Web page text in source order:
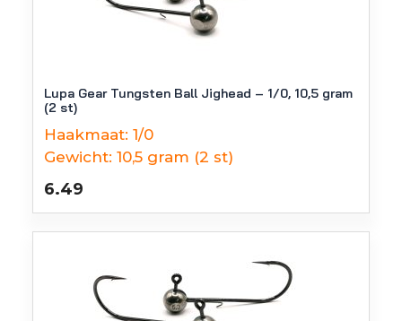
Lupa Gear Tungsten Ball Jighead – 1/0, 10,5 gram
(2 st)
Haakmaat: 1/0
Gewicht: 10,5 gram (2 st)
6.49